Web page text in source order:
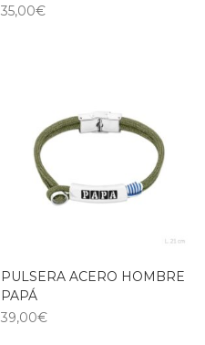
35,00€
PULSERA ACERO HOMBRE
PAPÁ
39,00€